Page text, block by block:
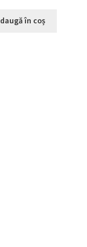
în coș